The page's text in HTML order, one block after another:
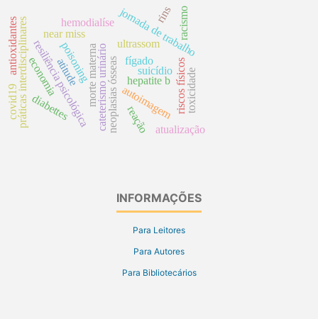
hepatite b
neoplasias ósseas
poisoning ultrassom
cateterismo urinário
near miss jornada de trabalho
resiliência psicológica riscos físicos
autoimagem
morte materna
práticas interdisciplinareseconomia suicídio
reação
diabettes
hemodialíse
toxicidade
fígado
rins racismo
atualização
antioxidantes atitude
covid19
INFORMAÇÕES
Para Leitores
Para Autores
Para Bibliotecários